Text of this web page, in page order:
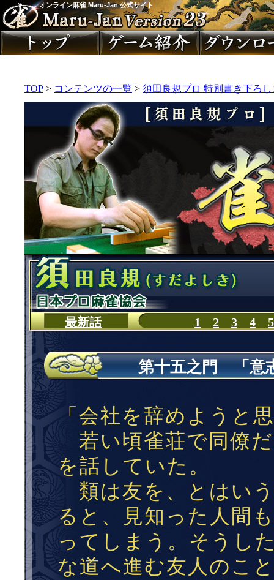
オンライン麻雀 Maru-Jan 公式サイト
TOP > コンテンツの一覧 > 須田良規プロ 特別書き下ろ
第十五之門 「意
「会社を辞めようと
若い頃雀荘で同僚
を話していた。
類は友を、とはい
ると、見知った人間
ってしまう。そうし
な道へ進む友人のこ